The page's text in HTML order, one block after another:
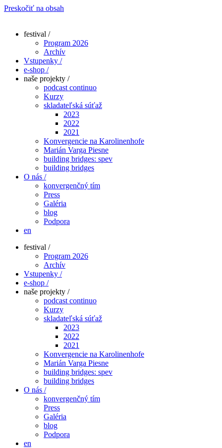
Preskočiť na obsah
festival /
Program 2026
Archív
Vstupenky /
e-shop /
naše projekty /
podcast continuo
Kurzy
skladateľská súťaž
2023
2022
2021
Konvergencie na Karolinenhofe
Marián Varga Piesne
building bridges: spev
building bridges
O nás /
konvergenčný tím
Press
Galéria
blog
Podpora
en
festival /
Program 2026
Archív
Vstupenky /
e-shop /
naše projekty /
podcast continuo
Kurzy
skladateľská súťaž
2023
2022
2021
Konvergencie na Karolinenhofe
Marián Varga Piesne
building bridges: spev
building bridges
O nás /
konvergenčný tím
Press
Galéria
blog
Podpora
en